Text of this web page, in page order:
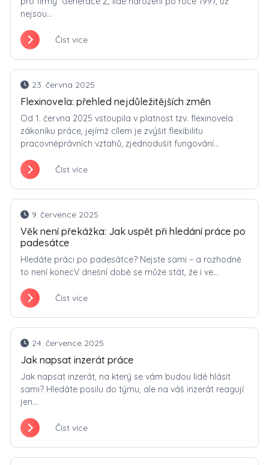
nejsou...
Číst více
23. června 2025
Flexinovela: přehled nejdůležitějších změn
Od 1. června 2025 vstoupila v platnost tzv. flexinovela
zákoníku práce, jejímž cílem je zvýšit flexibilitu
pracovněprávních vztahů, zjednodušit fungování...
Číst více
9. července 2025
Věk není překážka: Jak uspět při hledání práce po
padesátce
Hledáte práci po padesátce? Nejste sami – a rozhodně
to není konecV dnešní době se může stát, že i ve...
Číst více
24. července 2025
Jak napsat inzerát práce
Jak napsat inzerát, na který se vám budou lidé hlásit
sami? Hledáte posilu do týmu, ale na váš inzerát reagují
jen...
Číst více